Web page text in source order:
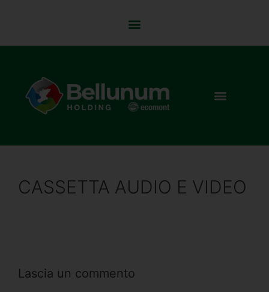
CASSETTA AUDIO E VIDEO
Lascia un commento